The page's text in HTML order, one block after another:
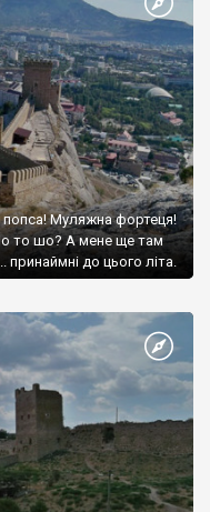
попса! Муляжна фортеця!
то шо? А мене ще там
принаймні до цього літа.